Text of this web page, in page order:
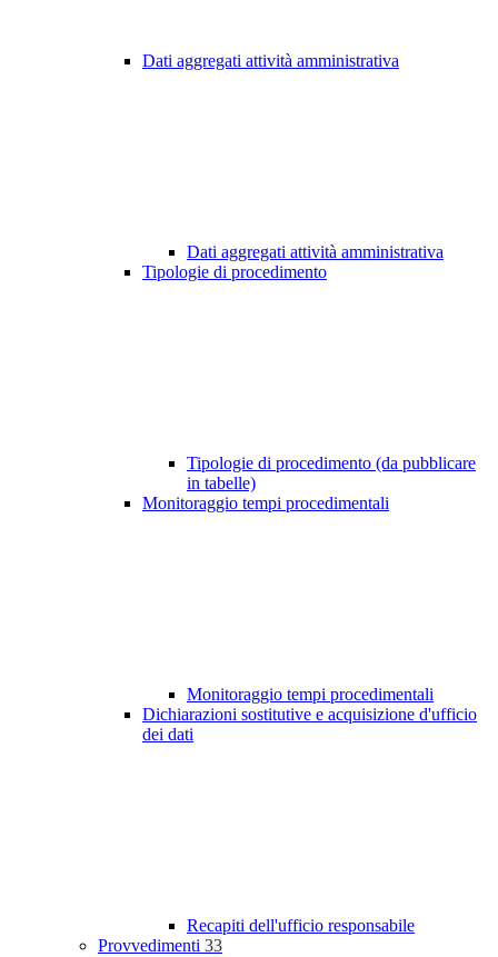
Dati aggregati attività amministrativa
Dati aggregati attività amministrativa
Tipologie di procedimento
Tipologie di procedimento (da pubblicare
in tabelle)
Monitoraggio tempi procedimentali
Monitoraggio tempi procedimentali
Dichiarazioni sostitutive e acquisizione d'ufficio
dei dati
Recapiti dell'ufficio responsabile
Provvedimenti 33